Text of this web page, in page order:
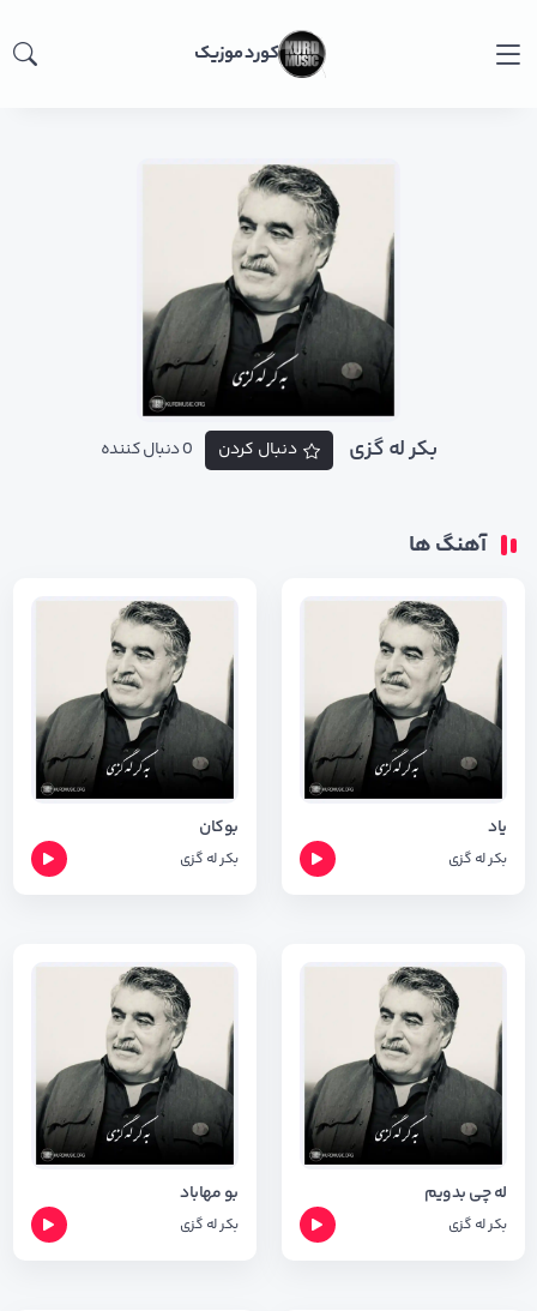
کورد موزیک
بکر له گزی دنبال کردن 0 دنبال کننده
آهنگ ها
یاد
بکر له گزی
بوکان
بکر له گزی
له چی بدویم
بکر له گزی
بو مهاباد
بکر له گزی